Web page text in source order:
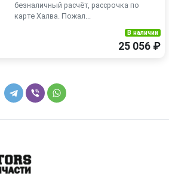
безналичный расчёт, рассрочка по
карте Халва. Пожал...
В наличии
25 056 ₽